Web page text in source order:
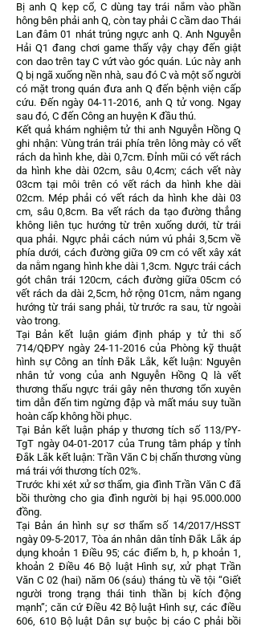
Bị anh Q kẹp cổ, C dùng tay trái nắm vào phần
hông bên phải anh Q, còn tay phải C cầm dao Thái
Lan đâm 01 nhát trúng ngực anh Q. Anh Nguyễn
Hải Q1 đang chơi game thấy vậy chạy đến giật
con dao trên tay C vứt vào góc quán. Lúc này anh
Q bị ngã xuống nền nhà, sau đó C và một số người
có mặt trong quán đưa anh Q đến bệnh viện cấp
cứu. Đến ngày 04-11-2016, anh Q tử vong. Ngay
sau đó, C đến Công an huyện K đầu thú.
Kết quả khám nghiệm tử thi anh Nguyễn Hồng Q
ghi nhận: Vùng trán trái phía trên lông mày có vết
rách da hình khe, dài 0,7cm. Đỉnh mũi có vết rách
da hình khe dài 02cm, sâu 0,4cm; cách vết này
03cm tại môi trên có vết rách da hình khe dài
02cm. Mép phải có vết rách da hình khe dài 03
cm, sâu 0,8cm. Ba vết rách da tạo đường thẳng
không liên tục hướng từ trên xuống dưới, từ trái
qua phải. Ngực phải cách núm vú phải 3,5cm về
phía dưới, cách đường giữa 09 cm có vết xây xát
da nằm ngang hình khe dài 1,3cm. Ngực trái cách
gót chân trái 120cm, cách đường giữa 05cm có
vết rách da dài 2,5cm, hở rộng 01cm, nằm ngang
hướng từ trái sang phải, từ trước ra sau, từ ngoài
vào trong.
Tại Bản kết luận giám định pháp y tử thi số
714/QĐPY ngày 24-11-2016 của Phòng kỹ thuật
hình sự Công an tỉnh Đắk Lắk, kết luận: Nguyên
nhân tử vong của anh Nguyễn Hồng Q là vết
thương thấu ngực trái gây nên thương tổn xuyên
tim dẫn đến tim ngừng đập và mất máu suy tuần
hoàn cấp không hồi phục.
Tại Bản kết luận pháp y thương tích số 113/PY-
TgT ngày 04-01-2017 của Trung tâm pháp y tỉnh
Đắk Lắk kết luận: Trần Văn C bị chấn thương vùng
má trái với thương tích 02%.
Trước khi xét xử sơ thẩm, gia đình Trần Văn C đã
bồi thường cho gia đình người bị hại 95.000.000
đồng.
Tại Bản án hình sự sơ thẩm số 14/2017/HSST
ngày09-5-2017, Tòa án nhân dân tỉnh Đắk Lắk áp
dụng khoản 1 Điều 95; các điểm b, h, p khoản 1,
khoản 2 Điều 46 Bộ luật Hình sự, xử phạt Trần
Văn C 02 (hai) năm 06 (sáu) tháng tù về tội “Giết
người trong trạng thái tinh thần bị kích động
mạnh”; căn cứ Điều 42 Bộ luật Hình sự, các điều
606, 610 Bộ luật Dân sự buộc bị cáo C phải bồi